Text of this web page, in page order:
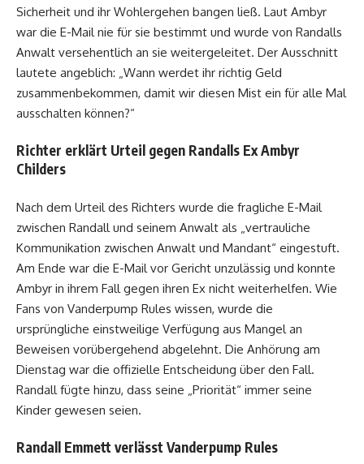
Sicherheit und ihr Wohlergehen bangen ließ. Laut Ambyr
war die E-Mail nie für sie bestimmt und wurde von Randalls
Anwalt versehentlich an sie weitergeleitet. Der Ausschnitt
lautete angeblich: „Wann werdet ihr richtig Geld
zusammenbekommen, damit wir diesen Mist ein für alle Mal
ausschalten können?“
Richter erklärt Urteil gegen Randalls Ex Ambyr
Childers
Nach dem Urteil des Richters wurde die fragliche E-Mail
zwischen Randall und seinem Anwalt als „vertrauliche
Kommunikation zwischen Anwalt und Mandant“ eingestuft.
Am Ende war die E-Mail vor Gericht unzulässig und konnte
Ambyr in ihrem Fall gegen ihren Ex nicht weiterhelfen. Wie
Fans von Vanderpump Rules wissen, wurde die
ursprüngliche einstweilige Verfügung aus Mangel an
Beweisen vorübergehend abgelehnt. Die Anhörung am
Dienstag war die offizielle Entscheidung über den Fall.
Randall fügte hinzu, dass seine „Priorität“ immer seine
Kinder gewesen seien.
Randall Emmett verlässt Vanderpump Rules